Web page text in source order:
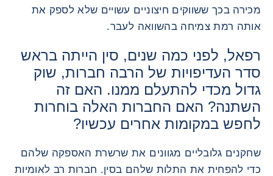
מכירה בכך ששווקים חיצוניים עשויים שלא לספק את
אותה רמת צמיחה בהשוואה לעבר.
רפאל, לפני כמה שנים, סין הייתה בראש
סדר העדיפויות של הרבה חברות, שוק
גדול מכדי להתעלם ממנו. האם זה
השתנה? האם החברות האלה בוחרות
לחפש במקומות אחרים עכשיו?
שחקנים גלובליים מגוונים את שרשרת האספקה ​​שלהם
כדי להפחית את התלות שלהם בסין. חברות רב לאומיות